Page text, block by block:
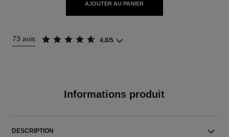
AJOUTER AU PANIER
73 avis 4.8/5
Informations produit
DESCRIPTION